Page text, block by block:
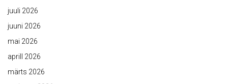
juuli 2026
juuni 2026
mai 2026
aprill 2026
märts 2026